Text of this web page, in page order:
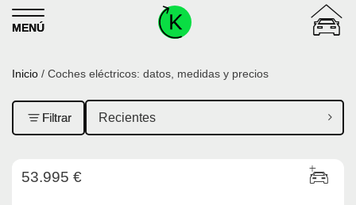
Skip to content
MENÚ
Inicio / Coches eléctricos: datos, medidas y precios
Filtrar
53.995 €